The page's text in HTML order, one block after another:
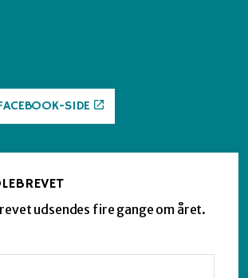
SIDE
udsendes fire gange om året.